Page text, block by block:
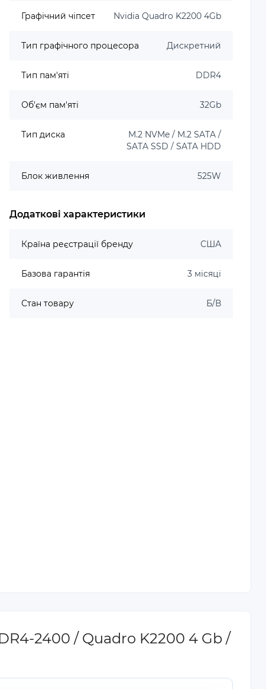
Графічний чіпсет Nvidia Quadro K2200 4Gb
Тип графічного процесора Дискретний
Тип пам'яті DDR4
Об'єм пам'яті 32Gb
Тип диска
M.2 NVMe / M.2 SATA /
SATA SSD / SATA HDD
Блок живлення 525W
Додаткові характеристики
Країна реєстрації бренду США
Базова гарантія 3 місяці
Стан товару Б/В
2400 / Quadro K2200 4 Gb /